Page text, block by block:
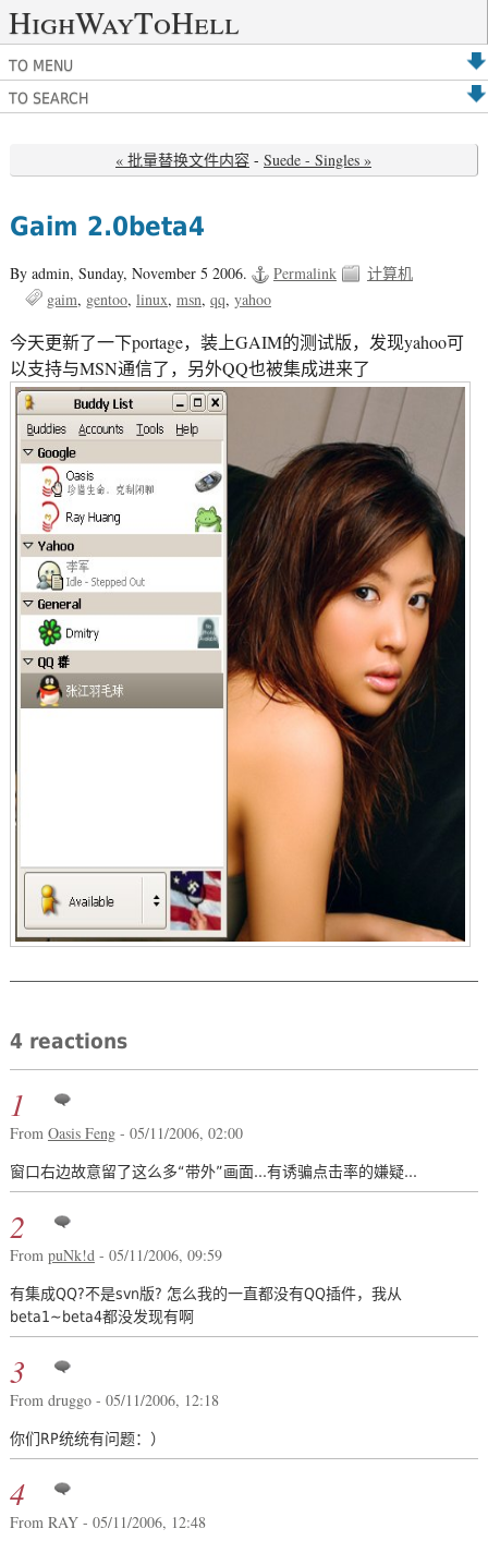
HighWayToHell
TO MENU
TO SEARCH
« 批量替换文件内容 - Suede - Singles »
Gaim 2.0beta4
By admin, Sunday, November 5 2006. Permalink
计算机
gaim gentoo linux msn qq yahoo
今天更新了一下portage，装上GAIM的测试版，发现yahoo可
以支持与MSN通信了，另外QQ也被集成进来了
4 reactions
1
From Oasis Feng- 05/11/2006, 02:00
窗口右边故意留了这么多“带外”画面...有诱骗点击率的嫌疑...
2
From puNk!d- 05/11/2006, 09:59
有集成QQ?不是svn版? 怎么我的一直都没有QQ插件，我从
beta1~beta4都没发现有啊
3
From druggo - 05/11/2006, 12:18
你们RP统统有问题：）
4
From RAY - 05/11/2006, 12:48